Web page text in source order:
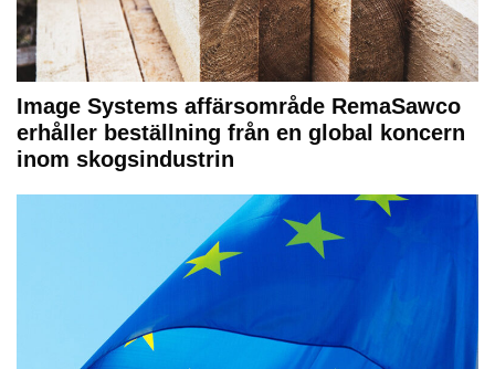
Image Systems affärsområde RemaSawco
erhåller beställning från en global koncern
inom skogsindustrin